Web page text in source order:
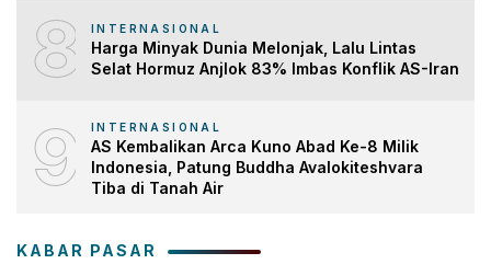
8 INTERNASIONAL
Harga Minyak Dunia Melonjak, Lalu Lintas
Selat Hormuz Anjlok 83% Imbas Konflik AS-Iran
9 INTERNASIONAL
AS Kembalikan Arca Kuno Abad Ke-8 Milik
Indonesia, Patung Buddha Avalokiteshvara
Tiba di Tanah Air
KABAR PASAR